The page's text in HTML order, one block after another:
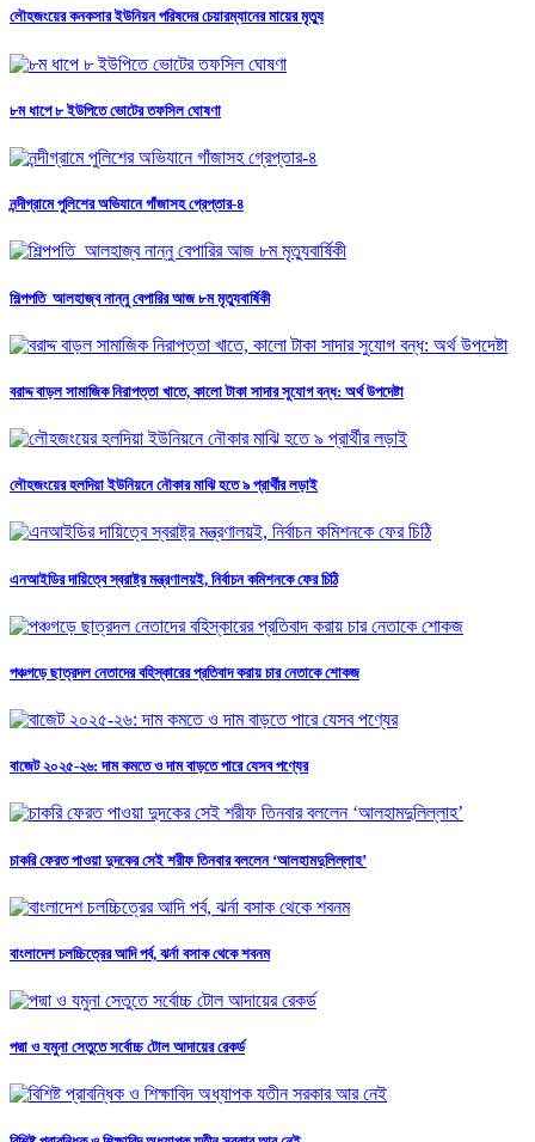
লৌহজংয়ের কনকসার ইউনিয়ন পরিষদের চেয়ারম্যানের মায়ের মৃত্যু
৮ম ধাপে ৮ ইউপিতে ভোটের তফসিল ঘোষণা
নন্দীগ্রামে পুলিশের অভিযানে গাঁজাসহ গ্রেপ্তার-৪
শিল্পপতি আলহাজ্ব নান্নু বেপারির আজ ৮ম মৃত্যুবার্ষিকী
বরাদ্দ বাড়ল সামাজিক নিরাপত্তা খাতে, কালো টাকা সাদার সুযোগ বন্ধ: অর্থ উপদেষ্টা
লৌহজংয়ের হলদিয়া ইউনিয়নে নৌকার মাঝি হতে ৯ প্রার্থীর লড়াই
এনআইডির দায়িত্বে স্বরাষ্ট্র মন্ত্রণালয়ই, নির্বাচন কমিশনকে ফের চিঠি
পঞ্চগড়ে ছাত্রদল নেতাদের বহিস্কারের প্রতিবাদ করায় চার নেতাকে শোকজ
বাজেট ২০২৫-২৬: দাম কমতে ও দাম বাড়তে পারে যেসব পণ্যের
চাকরি ফেরত পাওয়া দুদকের সেই শরীফ তিনবার বললেন ‘আলহামদুলিল্লাহ’
বাংলাদেশ চলচ্চিত্রের আদি পর্ব, ঝর্না বসাক থেকে শবনম
পদ্মা ও যমুনা সেতুতে সর্বোচ্চ টোল আদায়ের রেকর্ড